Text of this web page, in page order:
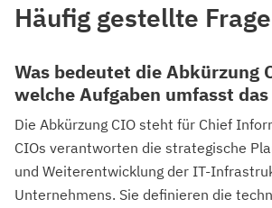
Häufig gestellte
Was bedeutet die Abkürzung
welche Aufgaben umfasst
Die Abkürzung CIO steht für Chief
CIOs verantworten die strategische
und Weiterentwicklung der IT-
Unternehmens. Sie definieren die